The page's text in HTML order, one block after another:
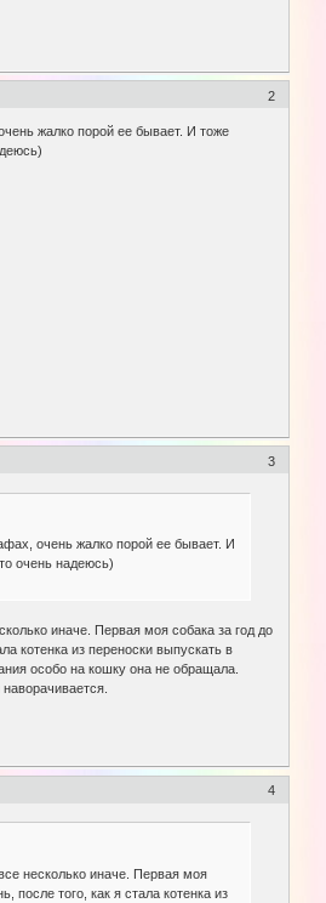
2
жалко порой ее бывает. И тоже
3
очень жалко порой ее бывает. И
очень надеюсь)
иначе. Первая моя собака за год до
котенка из переноски выпускать в
особо на кошку она не обращала.
4
несколько иначе. Первая моя
после того, как я стала котенка из